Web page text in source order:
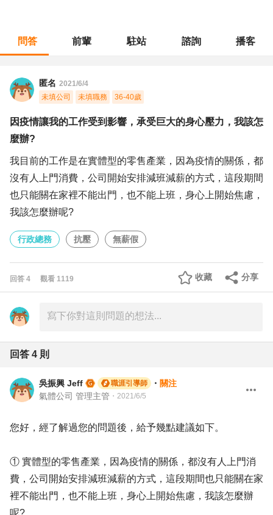
問答 前輩 駐站 諮詢 播客
匿名 2021/6/4
未填公司
未填職務 36-40歲
因疫情讓我的工作受到影響，承受巨大的身心壓力，我該怎
麼辦?
我目前的工作是在實體型的零售產業，因為疫情的關係，都
沒有人上門消費，公司開始安排減班減薪的方式，這段期間
也只能關在家裡不能出門，也不能上班，身心上開始焦慮，
我該怎麼辦呢?
行政總務 抗壓 無薪假
回答 4 觀看 1119 分享
收藏
回答 4 則
吳振興 Jeff 職涯引導師 ・ 關注
氣體公司 管理主管 ・ 2021/6/5
您好，經了解過您的問題後，給予幾點建議如下。
① 實體型的零售產業，因為疫情的關係，都沒有人上門消
費，公司開始安排減班減薪的方式，這段期間也只能關在家
裡不能出門，也不能上班，身心上開始焦慮，我該怎麼辦
呢?